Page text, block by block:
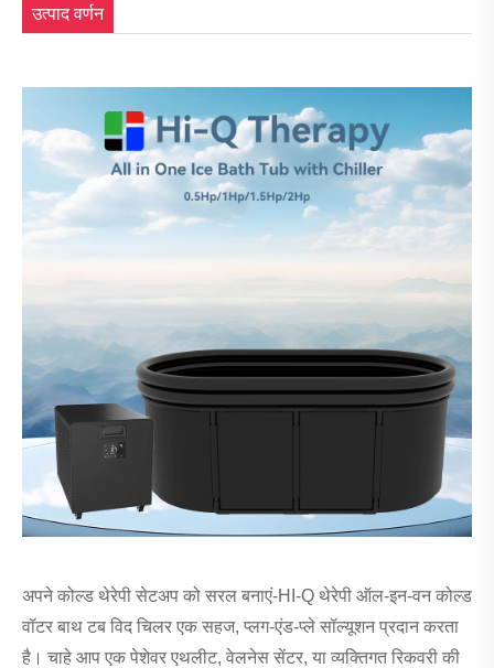
उत्पाद वर्णन
अपने कोल्ड थेरेपी सेटअप को सरल बनाएं-HI-Q थेरेपी ऑल-इन-वन कोल्ड
वॉटर बाथ टब विद चिलर एक सहज, प्लग-एंड-प्ले सॉल्यूशन प्रदान करता
है। चाहे आप एक पेशेवर एथलीट, वेलनेस सेंटर, या व्यक्तिगत रिकवरी की